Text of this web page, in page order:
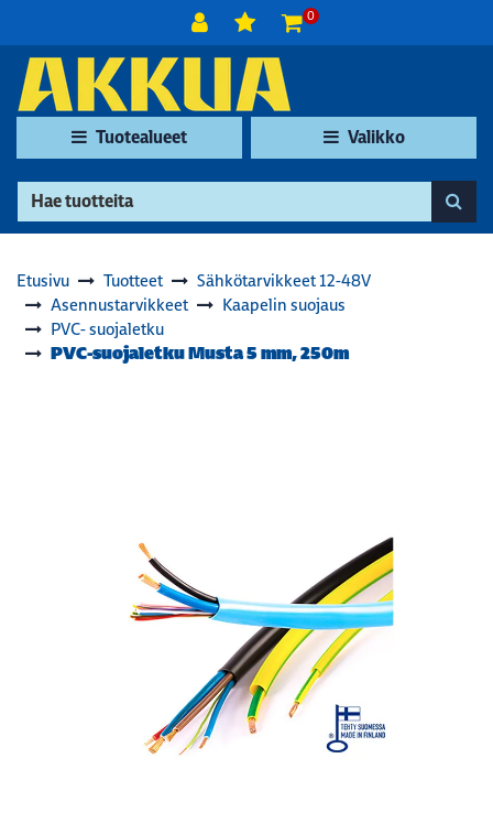
0
Tuotealueet Valikko
Etusivu Tuotteet
Sähkötarvikkeet 12-48V
Asennustarvikkeet
Kaapelin suojaus
PVC- suojaletku
PVC-suojaletku Musta 5 mm, 250m